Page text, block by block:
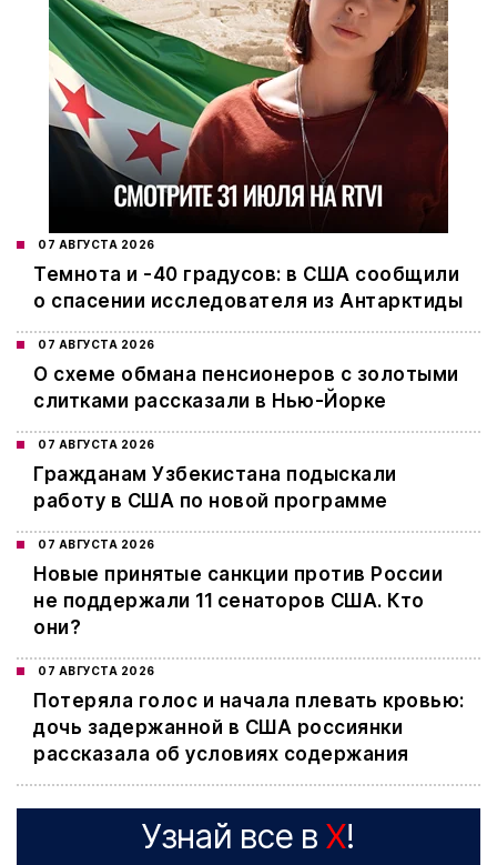
07 АВГУСТА 2026
Темнота и -40 градусов: в США сообщили
о спасении исследователя из Антарктиды
07 АВГУСТА 2026
О схеме обмана пенсионеров с золотыми
слитками рассказали в Нью-Йорке
07 АВГУСТА 2026
Гражданам Узбекистана подыскали
работу в США по новой программе
07 АВГУСТА 2026
Новые принятые санкции против России
не поддержали 11 сенаторов США. Кто
они?
07 АВГУСТА 2026
Потеряла голос и начала плевать кровью:
дочь задержанной в США россиянки
рассказала об условиях содержания
Узнай все в X!